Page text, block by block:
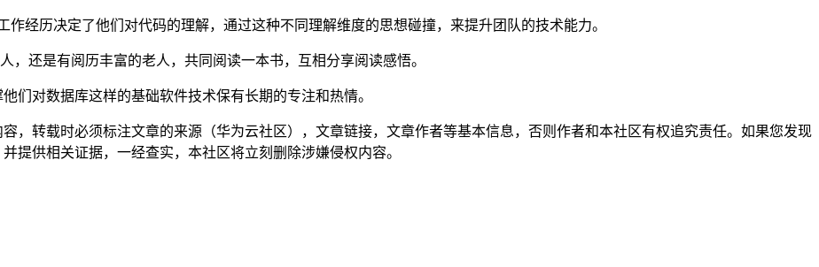
作经历决定了他们对代码的理解，通过这种不同理解维度的思想碰撞，来提升团队的技术能力。
，还是有阅历丰富的老人，共同阅读一本书，互相分享阅读感悟。
们对数据库这样的基础软件技术保有长期的专注和热情。
，转载时必须标注文章的来源（华为云社区），文章链接，文章作者等基本信息，否则作者和本社区有权追究责任。如果您发现
提供相关证据，一经查实，本社区将立刻删除涉嫌侵权内容。